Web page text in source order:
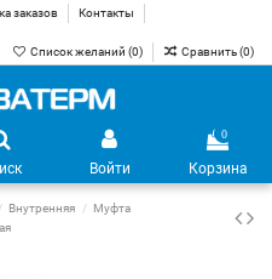
заказов
Контакты
Список желаний (0) Сравнить (0)
Войти
0
Корзина
Внутренняя
Муфта